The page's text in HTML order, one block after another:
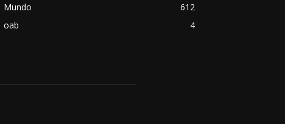
Mundo
612
oab
4